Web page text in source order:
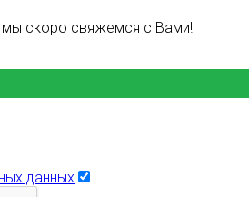
скоро свяжемся с Вами!
данных